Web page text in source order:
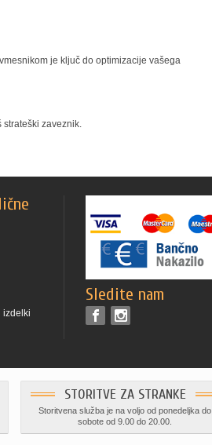
je ključ do optimizacije vašega
strateški zaveznik.
izdelki
Sledite nam
STORITVE ZA STRANKE
Storitvena služba je na voljo od ponedeljka do
sobote od 9.00 do 20.00.